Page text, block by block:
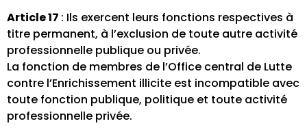
Article 17 : Ils exercent leurs fonctions respectives à
titre permanent, à l’exclusion de toute autre activité
professionnelle publique ou privée.
La fonction de membres de l’Office central de Lutte
contre l’Enrichissement illicite est incompatible avec
toute fonction publique, politique et toute activité
professionnelle privée.